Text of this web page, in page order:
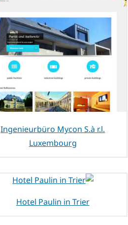
Ingenieurbüro Mycon S.à r.l.
Luxembourg
Hotel Paulin in Trier